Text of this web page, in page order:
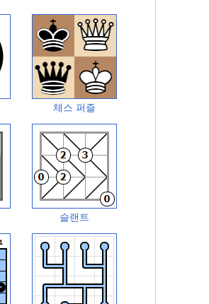
체스 퍼즐
슬랜트